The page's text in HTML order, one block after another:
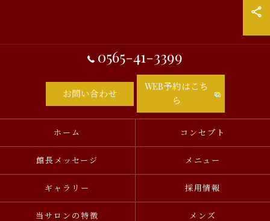
0565-41-3399
お問い合わせ
WEB予約はこち
ら
ホーム コンセプト
館長メッセージ メニュー
ギャラリー 採用情報
当サロンの特徴 メンズ